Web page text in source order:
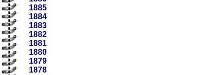
1885
1884
1883
1882
1881
1880
1879
1878